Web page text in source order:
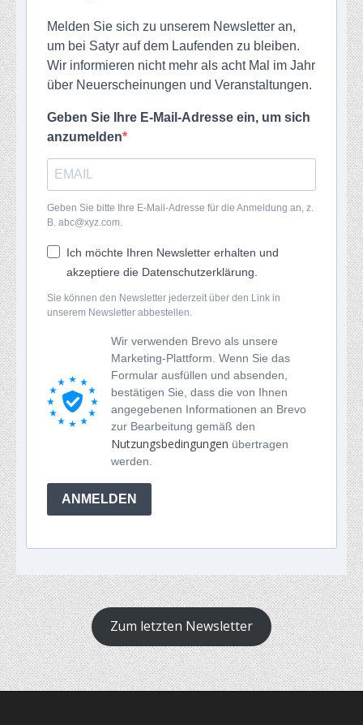
Melden Sie sich zu unserem Newsletter an,
um bei Satyr auf dem Laufenden zu bleiben.
Wir informieren nicht mehr als acht Mal im Jahr
über Neuerscheinungen und Veranstaltungen.
Geben Sie Ihre E-Mail-Adresse ein, um sich
anzumelden
Geben Sie bitte Ihre E-Mail-Adresse für die Anmeldung an, z.
B. abc@xyz.com.
Ich möchte Ihren Newsletter erhalten und
akzeptiere die Datenschutzerklärung.
Sie können den Newsletter jederzeit über den Link in
unserem Newsletter abbestellen.
Wir verwenden Brevo als unsere
Marketing-Plattform. Wenn Sie das
Formular ausfüllen und absenden,
bestätigen Sie, dass die von Ihnen
angegebenen Informationen an Brevo
zur Bearbeitung gemäß den
Nutzungsbedingungen übertragen
werden.
ANMELDEN
Zum letzten Newsletter